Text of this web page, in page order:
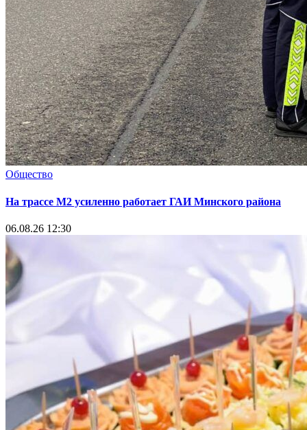
Общество
На трассе М2 усиленно работает ГАИ Минского района
06.08.26 12:30